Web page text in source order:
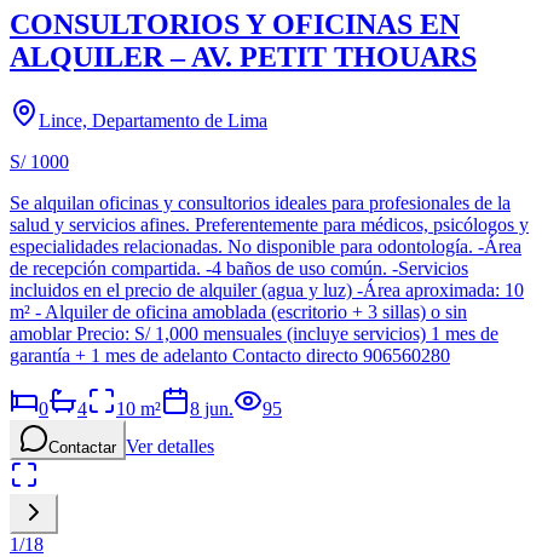
CONSULTORIOS Y OFICINAS EN
ALQUILER – AV. PETIT THOUARS
Lince, Departamento de Lima
S/ 1000
Se alquilan oficinas y consultorios ideales para profesionales de la
salud y servicios afines. Preferentemente para médicos, psicólogos y
especialidades relacionadas. No disponible para odontología. -Área
de recepción compartida. -4 baños de uso común. -Servicios
incluidos en el precio de alquiler (agua y luz) -Área aproximada: 10
m² - Alquiler de oficina amoblada (escritorio + 3 sillas) o sin
amoblar Precio: S/ 1,000 mensuales (incluye servicios) 1 mes de
garantía + 1 mes de adelanto Contacto directo 906560280
0 4 10 m² 8 jun. 95
Contactar Ver detalles
1/18